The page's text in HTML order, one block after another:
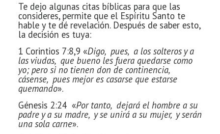
Te dejo algunas citas bíblicas para que las
consideres, permite que el Espíritu Santo te
hable y te dé revelación. Después de saber esto,
la decisión es tuya:
1 Corintios 7:8,9 «Digo, pues, a los solteros y a
las viudas, que bueno les fuera quedarse como
yo; pero sino tienen don de continencia,
cásense, pues mejor es casarse que estarse
quemando».
Génesis 2:24 «Por tanto, dejará el hombre a su
padre y a su madre, y se unirá a su mujer, y serán
una sola carne».